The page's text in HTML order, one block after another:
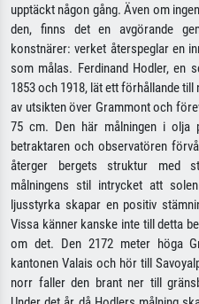
upptäckt någon gång. Även om
den, finns det en avgörande
konstnärer: verket återspeglar en
som målas. Ferdinand Hodler, en
1853 och 1918, lät ett förhållande
av utsikten över Grammont och
75 cm. Den här målningen i olja
betraktaren och observatören
återger bergets struktur med
målningens stil intrycket att
ljusstyrka skapar en positiv
Vissa känner kanske inte till detta
om det. Den 2172 meter höga
kantonen Valais och hör till
norr faller den brant ner till